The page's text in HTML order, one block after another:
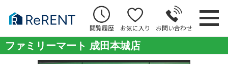
閲覧履歴 お気に入り お問い合わせ
ファミリーマート 成田本城店